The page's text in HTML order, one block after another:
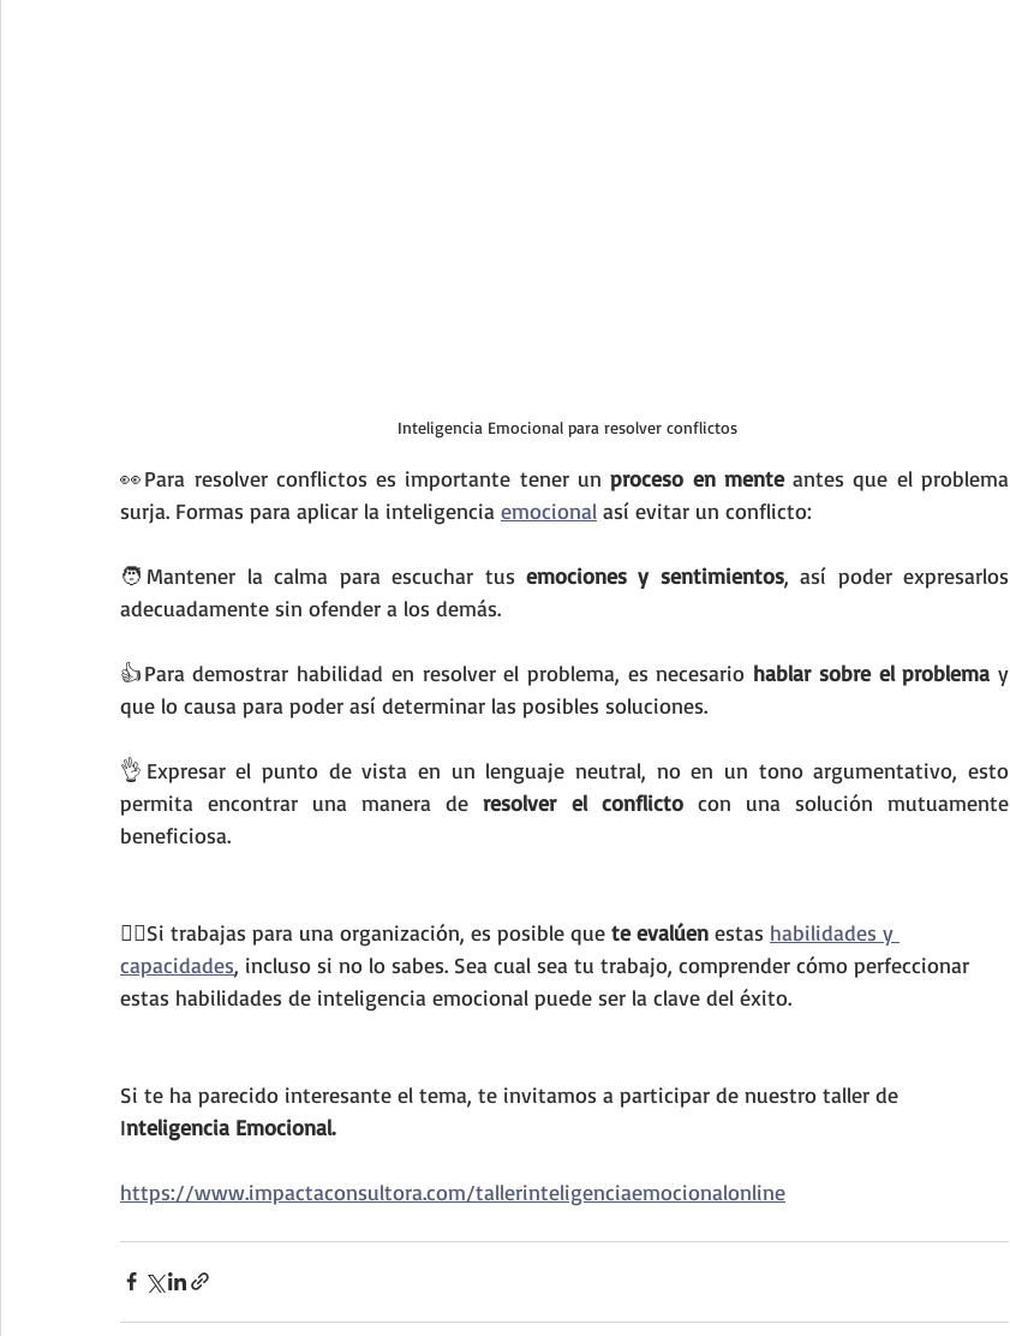
Inteligencia Emocional para resolver conflictos
👀Para resolver conflictos es importante tener un proceso en mente antes que el problema
surja. Formas para aplicar la inteligencia emocional así evitar un conflicto:
🧑Mantener la calma para escuchar tus emociones y sentimientos, así poder expresarlos
adecuadamente sin ofender a los demás.
👍Para demostrar habilidad en resolver el problema, es necesario hablar sobre el problema y
que lo causa para poder así determinar las posibles soluciones.
👌Expresar el punto de vista en un lenguaje neutral, no en un tono argumentativo, esto
permita encontrar una manera de resolver el conflicto con una solución mutuamente
beneficiosa.
💁‍♂️Si trabajas para una organización, es posible que te evalúen estas habilidades y
capacidades, incluso si no lo sabes. Sea cual sea tu trabajo, comprender cómo perfeccionar
estas habilidades de inteligencia emocional puede ser la clave del éxito.
Si te ha parecido interesante el tema, te invitamos a participar de nuestro taller de
Inteligencia Emocional.
https://www.impactaconsultora.com/tallerinteligenciaemocionalonline